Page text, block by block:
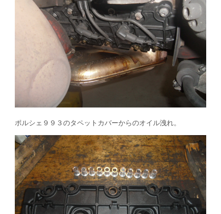
ポルシェ９９３のタペットカバーからのオイル洩れ。